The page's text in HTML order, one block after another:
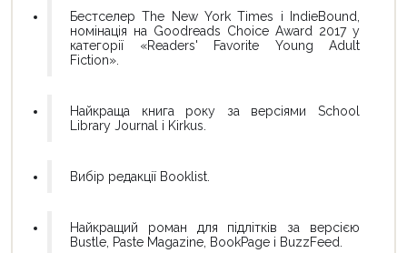
Бестселер The New York Times і IndieBound,
номінація на Goodreads Choice Award 2017 у
категорії «Readers' Favorite Young Adult
Fiction».
Найкраща книга року за версіями School
Library Journal і Kirkus.
Вибір редакції Booklist.
Найкращий роман для підлітків за версією
Bustle, Paste Magazine, BookPage і BuzzFeed.